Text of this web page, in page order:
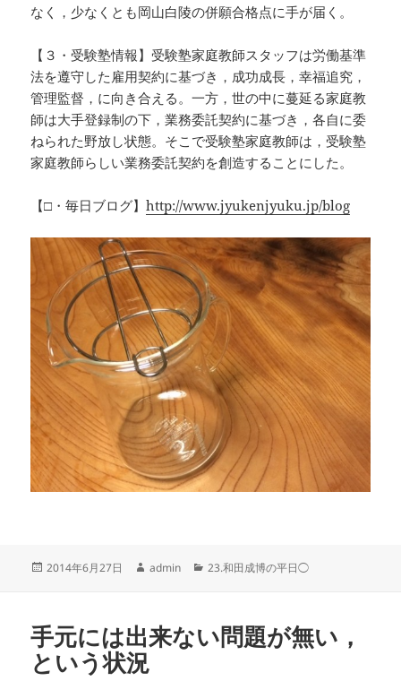
なく，少なくとも岡山白陵の併願合格点に手が届く。
【３・受験塾情報】受験塾家庭教師スタッフは労働基準
法を遵守した雇用契約に基づき，成功成長，幸福追究，
管理監督，に向き合える。一方，世の中に蔓延る家庭教
師は大手登録制の下，業務委託契約に基づき，各自に委
ねられた野放し状態。そこで受験塾家庭教師は，受験塾
家庭教師らしい業務委託契約を創造することにした。
【□・毎日ブログ】http://www.jyukenjyuku.jp/blog
投
2014年6月27日
作
admin
カ
ー
23.和田成博の平日◯
手元には出来ない問題が無い，
という状況